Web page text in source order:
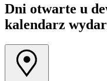
Dni otwarte u
kalendarz